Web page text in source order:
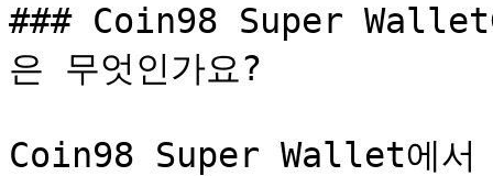
### Coin98 Super Wallet
은 무엇인가요?
Coin98 Super Wallet에서